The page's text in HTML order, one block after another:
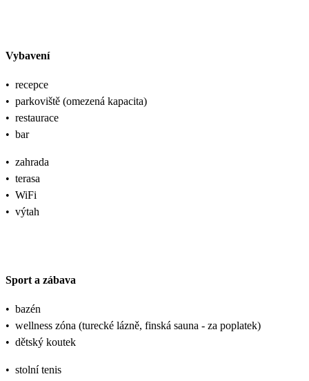
Vybavení
• recepce
• parkoviště (omezená kapacita)
• restaurace
• bar
• zahrada
• terasa
• WiFi
• výtah
Sport a zábava
• bazén
• wellness zóna (turecké lázně, finská sauna - za poplatek)
• dětský koutek
• stolní tenis